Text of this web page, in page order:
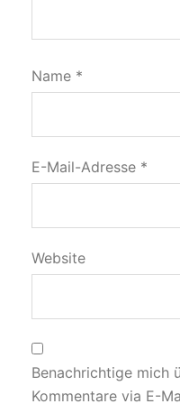
Name *
E-Mail-Adresse *
Website
Benachrichtige mich
Kommentare via E-